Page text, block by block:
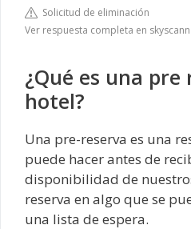
Solicitud de eliminación
Ver respuesta completa en
¿Qué es una pre
hotel?
Una pre-reserva es una
puede hacer antes de
disponibilidad de
reserva en algo que se
una lista de espera.